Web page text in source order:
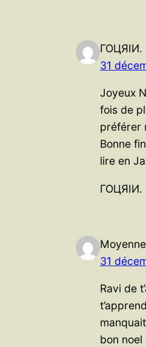
ГОЦЯIИ.
31
Joyeux
fois de
préférer
Bonne
lire en
ГОЦЯIИ.
31
Ravi de
bon noel